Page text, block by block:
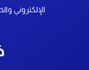
الإلكتروني